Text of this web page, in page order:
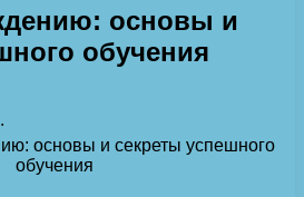
основы и
обучения